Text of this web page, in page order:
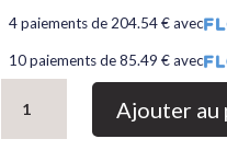
4 paiements de 204.54 € avec
10 paiements de 85.49 € avec
Canapé
Ajouter au